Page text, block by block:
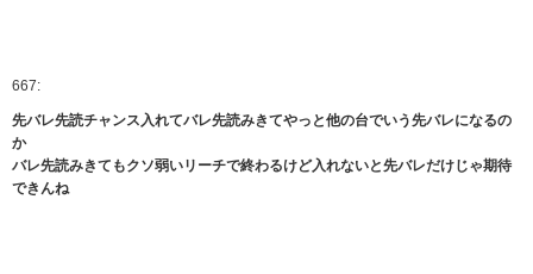
667:
先バレ先読チャンス入れてバレ先読みきてやっと他の台でいう先バレになるの
か
バレ先読みきてもクソ弱いリーチで終わるけど入れないと先バレだけじゃ期待
できんね